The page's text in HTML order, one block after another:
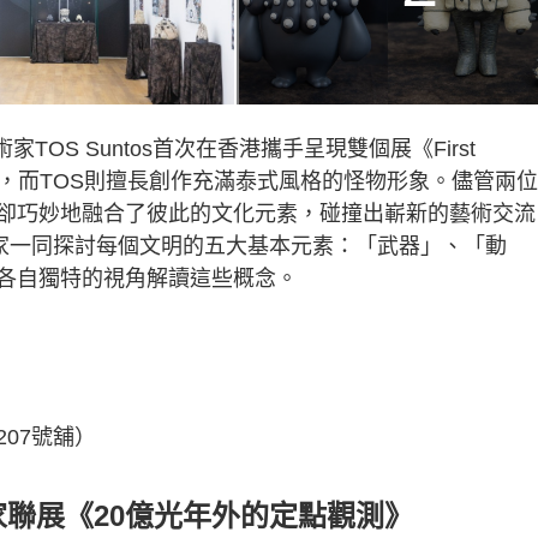
TOS Suntos首次在香港攜手呈現雙個展《First
而TOS則擅長創作充滿泰式風格的怪物形象。儘管兩
巧妙地融合了彼此的文化元素，碰撞出嶄新的藝術交
同探討每個文明的五大基本元素：「武器」、「動
自獨特的視角解讀這些概念。
號舖）
展《20億光年外的定點觀測》